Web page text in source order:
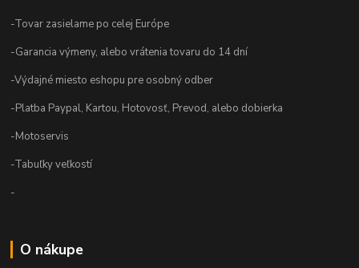
-Tovar zasielame po celej Európe
-Garancia výmeny, alebo vrátenia tovaru do 14 dní
-Výdajné miesto eshopu pre osobný odber
-Platba Paypal, Kartou, Hotovosť, Prevod, alebo dobierka
-Motoservis
-Tabuľky veľkostí
-
O nákupe